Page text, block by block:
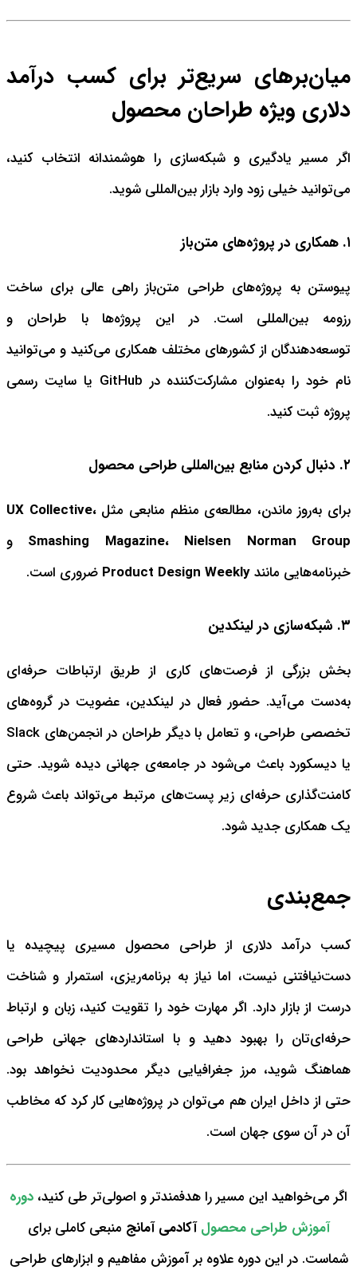
میان‌برهای سریع‌تر برای کسب درآمد
دلاری ویژه طراحان محصول
اگر مسیر یادگیری و شبکه‌سازی را هوشمندانه انتخاب کنید،
می‌توانید خیلی زود وارد بازار بین‌المللی شوید.
۱. همکاری در پروژه‌های متن‌باز
پیوستن به پروژه‌های طراحی متن‌باز راهی عالی برای ساخت
رزومه بین‌المللی است. در این پروژه‌ها با طراحان و
توسعه‌دهندگان از کشورهای مختلف همکاری می‌کنید و می‌توانید
نام خود را به‌عنوان مشارکت‌کننده در GitHub یا سایت رسمی
پروژه ثبت کنید.
۲. دنبال کردن منابع بین‌المللی طراحی محصول
برای به‌روز ماندن، مطالعه‌ی منظم منابعی مثلUX Collective،
Smashing Magazine، Nielsen Norman Group و
خبرنامه‌هایی مانندProduct Design Weekly ضروری است.
۳. شبکه‌سازی در لینکدین
بخش بزرگی از فرصت‌های کاری از طریق ارتباطات حرفه‌ای
به‌دست می‌آید. حضور فعال در لینکدین، عضویت در گروه‌های
تخصصی طراحی، و تعامل با دیگر طراحان در انجمن‌های Slack
یا دیسکورد باعث می‌شود در جامعه‌ی جهانی دیده شوید. حتی
کامنت‌گذاری حرفه‌ای زیر پست‌های مرتبط می‌تواند باعث شروع
یک همکاری جدید شود.
جمع‌بندی
کسب درآمد دلاری از طراحی محصول مسیری پیچیده یا
دست‌نیافتنی نیست، اما نیاز به برنامه‌ریزی، استمرار و شناخت
درست از بازار دارد. اگر مهارت خود را تقویت کنید، زبان و ارتباط
حرفه‌ای‌تان را بهبود دهید و با استانداردهای جهانی طراحی
هماهنگ شوید، مرز جغرافیایی دیگر محدودیت نخواهد بود.
حتی از داخل ایران هم می‌توان در پروژه‌هایی کار کرد که مخاطب
آن در آن سوی جهان است.
اگر می‌خواهید این مسیر را هدفمندتر و اصولی‌تر طی کنید، دوره
آموزش طراحی محصولآکادمی آمانج منبعی کاملی برای
شماست. در این دوره علاوه بر آموزش مفاهیم و ابزارهای طراحی